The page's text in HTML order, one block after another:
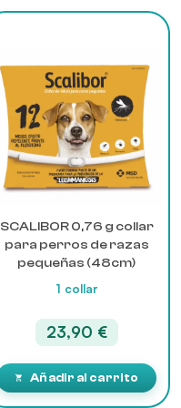
SCALIBOR 0,76 g collar
para perros de razas
pequeñas (48cm)
1 collar
23,90 €
Añadir al carrito